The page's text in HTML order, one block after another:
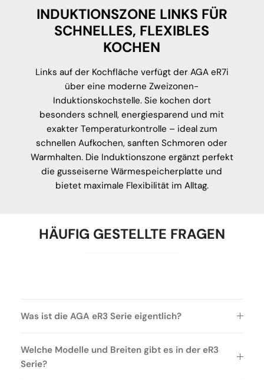
INDUKTIONSZONE LINKS FÜR
SCHNELLES, FLEXIBLES
KOCHEN
Links auf der Kochfläche verfügt der AGA eR7i
über eine moderne Zweizonen-
Induktionskochstelle. Sie kochen dort
besonders schnell, energiesparend und mit
exakter Temperaturkontrolle – ideal zum
schnellen Aufkochen, sanften Schmoren oder
Warmhalten. Die Induktionszone ergänzt perfekt
die gusseiserne Wärmespeicherplatte und
bietet maximale Flexibilität im Alltag.
HÄUFIG GESTELLTE FRAGEN
Was ist die AGA eR3 Serie eigentlich?
Welche Modelle und Breiten gibt es in der eR3
Serie?